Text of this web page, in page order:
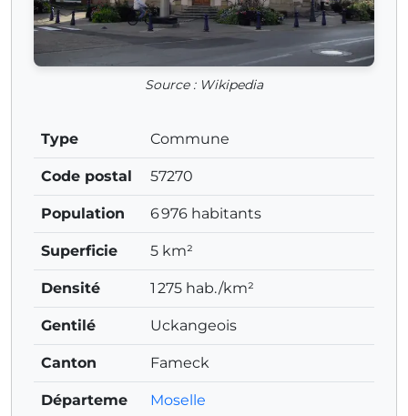
Source : Wikipedia
Type Commune
Code postal 57270
Population 6 976 habitants
Superficie 5 km²
Densité 1 275 hab./km²
Gentilé Uckangeois
Canton Fameck
Départeme
Moselle